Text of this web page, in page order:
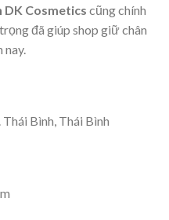
DK Cosmetics cũng chính
đã giúp shop giữ chân
Thái Bình, Thái Bình